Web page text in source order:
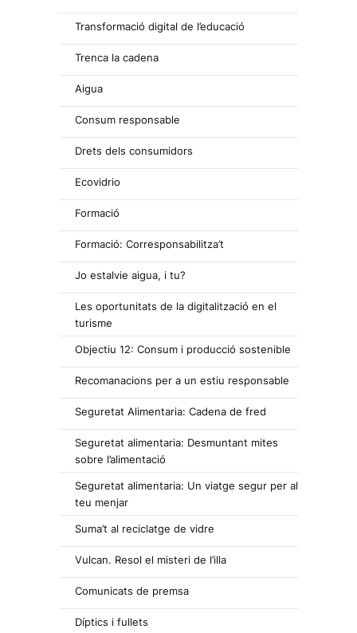
Transformació digital de l’educació
Trenca la cadena
Aigua
Consum responsable
Drets dels consumidors
Ecovidrio
Formació
Formació: Corresponsabilitza’t
Jo estalvie aigua, i tu?
Les oportunitats de la digitalització en el
turisme
Objectiu 12: Consum i producció sostenible
Recomanacions per a un estiu responsable
Seguretat Alimentaria: Cadena de fred
Seguretat alimentaria: Desmuntant mites
sobre l’alimentació
Seguretat alimentaria: Un viatge segur per al
teu menjar
Suma’t al reciclatge de vidre
Vulcan. Resol el misteri de l’illa
Comunicats de premsa
Díptics i fullets